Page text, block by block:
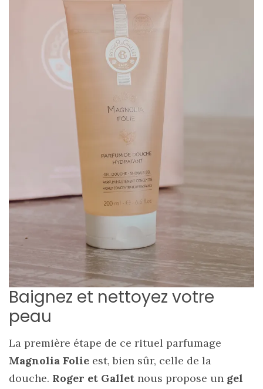
Baignez et nettoyez votre
peau
La première étape de ce rituel parfumage
Magnolia Folie est, bien sûr, celle de la
douche. Roger et Gallet nous propose un gel